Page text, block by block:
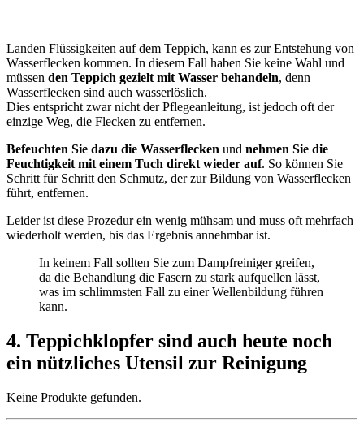
Landen Flüssigkeiten auf dem Teppich, kann es zur Entstehung von
Wasserflecken kommen. In diesem Fall haben Sie keine Wahl und
müssen den Teppich gezielt mit Wasser behandeln, denn
Wasserflecken sind auch wasserlöslich.
Dies entspricht zwar nicht der Pflegeanleitung, ist jedoch oft der
einzige Weg, die Flecken zu entfernen.
Befeuchten Sie dazu die Wasserflecken und nehmen Sie die
Feuchtigkeit mit einem Tuch direkt wieder auf. So können Sie
Schritt für Schritt den Schmutz, der zur Bildung von Wasserflecken
führt, entfernen.
Leider ist diese Prozedur ein wenig mühsam und muss oft mehrfach
wiederholt werden, bis das Ergebnis annehmbar ist.
In keinem Fall sollten Sie zum Dampfreiniger greifen,
da die Behandlung die Fasern zu stark aufquellen lässt,
was im schlimmsten Fall zu einer Wellenbildung führen
kann.
4. Teppichklopfer sind auch heute noch
ein nützliches Utensil zur Reinigung
Keine Produkte gefunden.